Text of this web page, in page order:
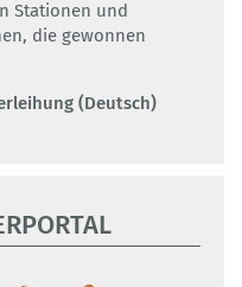
Stationen und
die gewonnen
(Deutsch)